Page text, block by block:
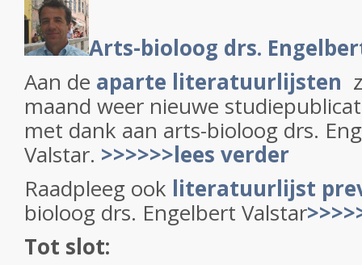
Arts-bioloog drs.
Aan de aparte literatuurlijsten
maand weer nieuwe
met dank aan arts-bioloog drs.
Valstar. >>>>>>lees verder
Raadpleeg ook literatuurlijst
bioloog drs. Engelbert Valstar
Tot slot: